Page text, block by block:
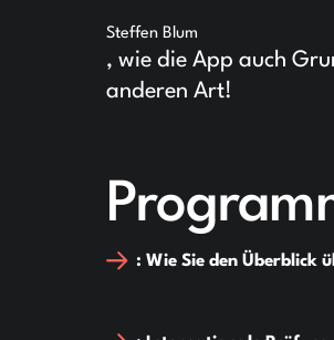
Steffen Blum
, wie die App auch
anderen Art!
: Wie Sie den Überblick